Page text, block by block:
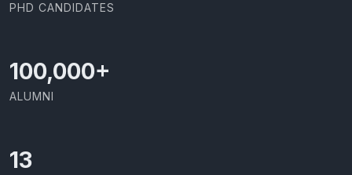
PHD CANDIDATES
100,000+
ALUMNI
13